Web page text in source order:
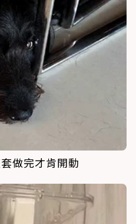
做完才肯開動